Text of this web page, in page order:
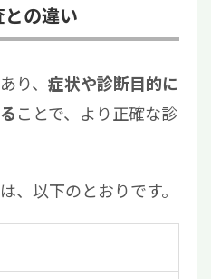
の違い
り、 症状や診断目的に
ことで、より正確な診
、以下のとおりです。